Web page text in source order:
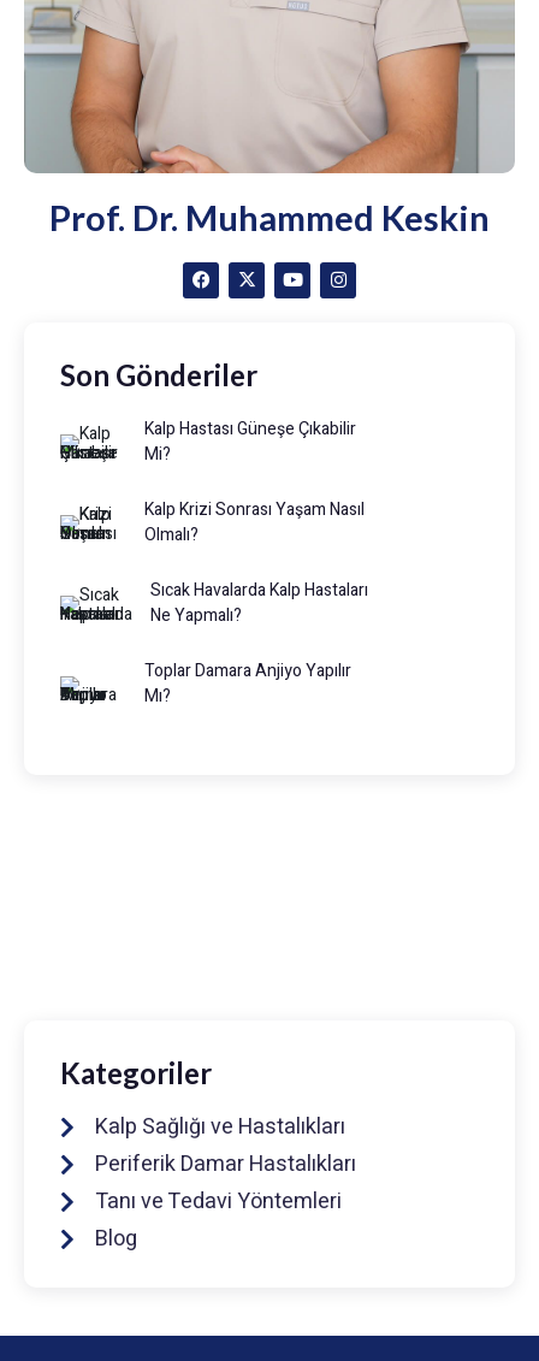
Prof. Dr. Muhammed Keskin
Son Gönderiler
Kalp Hastası Güneşe Çıkabilir
Mi?
Kalp Krizi Sonrası Yaşam Nasıl
Olmalı?
Sıcak Havalarda Kalp Hastaları
Ne Yapmalı?
Toplar Damara Anjiyo Yapılır
Mı?
Kategoriler
Kalp Sağlığı ve Hastalıkları
Periferik Damar Hastalıkları
Tanı ve Tedavi Yöntemleri
Blog